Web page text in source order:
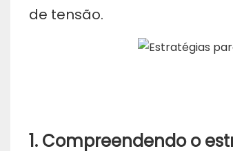
de tensão.
1. Compreendendo o